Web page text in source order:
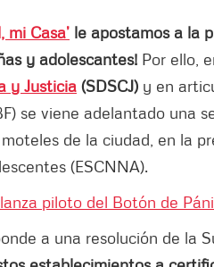
mi Casa’ le apostamos a la
y adolescantes! Por ello,
y Justicia (SDSCJ) y en
se viene adelantado una
de la ciudad, en la
(ESCNNA).
piloto del Botón de
a una resolución de la